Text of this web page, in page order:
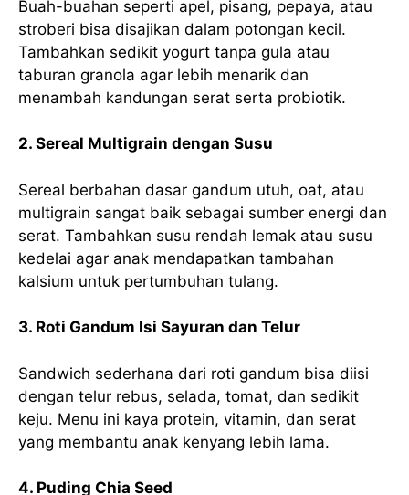
Buah-buahan seperti apel, pisang, pepaya, atau
stroberi bisa disajikan dalam potongan kecil.
Tambahkan sedikit yogurt tanpa gula atau
taburan granola agar lebih menarik dan
menambah kandungan serat serta probiotik.
2. Sereal Multigrain dengan Susu
Sereal berbahan dasar gandum utuh, oat, atau
multigrain sangat baik sebagai sumber energi dan
serat. Tambahkan susu rendah lemak atau susu
kedelai agar anak mendapatkan tambahan
kalsium untuk pertumbuhan tulang.
3. Roti Gandum Isi Sayuran dan Telur
Sandwich sederhana dari roti gandum bisa diisi
dengan telur rebus, selada, tomat, dan sedikit
keju. Menu ini kaya protein, vitamin, dan serat
yang membantu anak kenyang lebih lama.
4. Puding Chia Seed